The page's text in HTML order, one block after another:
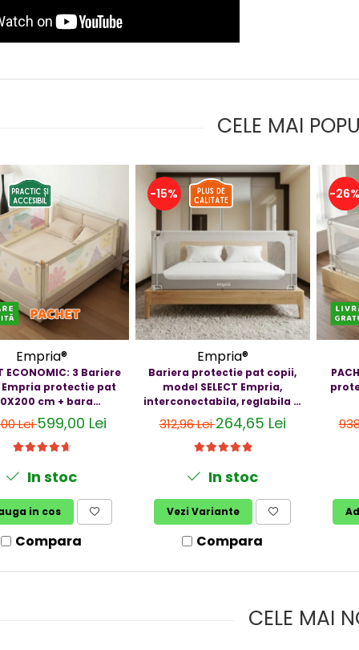
CELE MAI
Empria®
ECONOMIC: 3 Bariere
Empria protectie pat
cm + bara
stabilizatoare
Lei599,00 Lei
In stoc
in cos
Compara
-15%
Empria®
Bariera protectie pat copii,
model SELECT Empria,
interconectabila, reglabila si
culisanta, inaltime ajustabila
pana la 88 cm, Diverse
dimensiuni
312,96 Lei264,65 Lei
In stoc
Vezi Variante
Compara
-
CELE MAI